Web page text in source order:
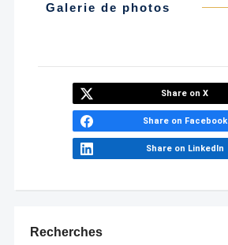
Recherches
Galerie de photos
Share on X
Share on Facebook
Share on LinkedIn